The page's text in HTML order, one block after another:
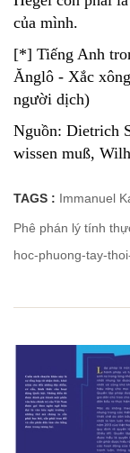
của mình.
[*] Tiếng Anh
Ănglô - Xắc
người dịch)
Nguồn: Dietrich
wissen muß,
TAGS : Immanuel
Phê phán lý tính
hoc-phuong-tay-